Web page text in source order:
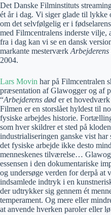
Det Danske Filminstituts
ét år i dag. Vi siger glade til lykke
om det selvfølgelig er i
med Filmcentralens inderste vilje,
fra i dag kan vi se en dansk
markante mesterværk Arbejderens
2004.
Lars Movin har på Filmcentralen
præsentation af Glawogger og af
“Arbejderens død er et
Filmen er en storslået hyldest til
fysiske arbejdes historie.
som hver skildrer et sted på
industrialiseringen ganske vist
det fysiske arbejde ikke desto
menneskenes tilværelse…
essensen i den dokumentariske
og undersøge verden for derpå at
indsamlede indtryk i en
der udtrykker sig gennem ét
temperament. Og mere eller
at anvende hverken paroler eller